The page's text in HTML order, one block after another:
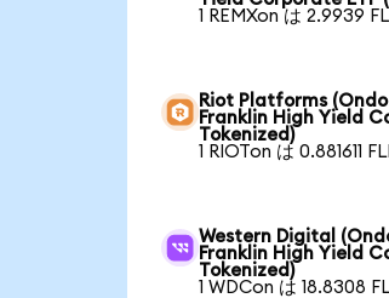
1 REMXon は 2.9939
Riot Platforms
Franklin High Yield
Tokenized)
1 RIOTon は 0.881611
Western Digital
Franklin High Yield
Tokenized)
1 WDCon は 18.8308